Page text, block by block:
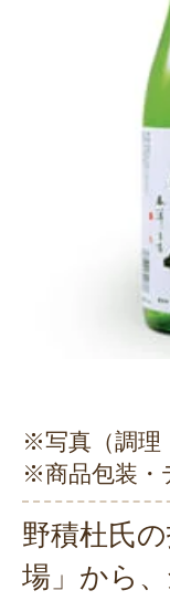
※写真（調理
※商品包装・
野積杜氏
場」から